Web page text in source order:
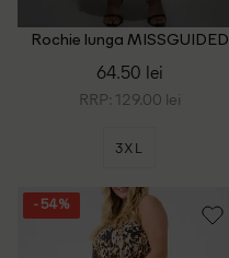
Rochie lunga MISSGUIDED
64.50 lei
RRP: 129.00 lei
3XL
- 54%